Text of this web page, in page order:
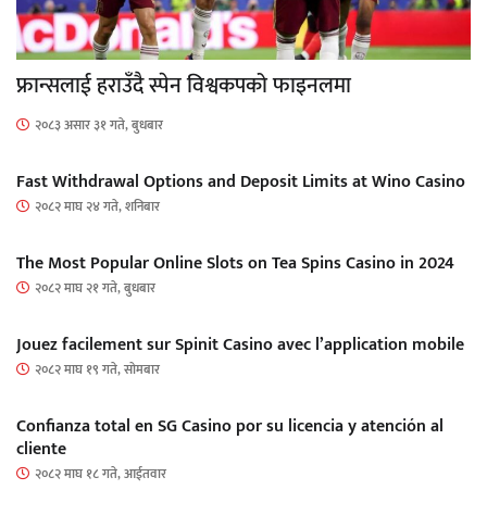
फ्रान्सलाई हराउँदै स्पेन विश्वकपको फाइनलमा
२०८३ असार ३१ गते, बुधबार
Fast Withdrawal Options and Deposit Limits at Wino Casino
२०८२ माघ २४ गते, शनिबार
The Most Popular Online Slots on Tea Spins Casino in 2024
२०८२ माघ २१ गते, बुधबार
Jouez facilement sur Spinit Casino avec l’application mobile
२०८२ माघ १९ गते, सोमबार
Confianza total en SG Casino por su licencia y atención al
cliente
२०८२ माघ १८ गते, आईतवार